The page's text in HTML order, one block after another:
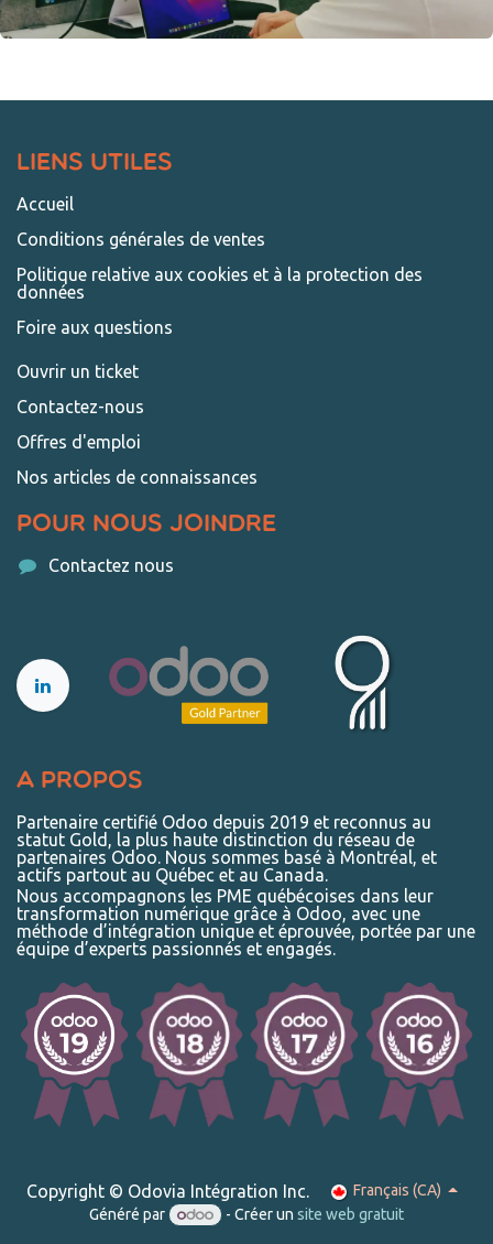
Liens Utiles
Accueil
Conditions générales de ventes
Politique relative aux cookies et à la protection des
données
Foire aux questions
Ouvrir un ticket
Contactez-nous​
Offres d'emploi
Nos articles de connaissances
Pour nous joindre
Contactez nous
A Propos
Partenaire certifié Odoo depuis 2019 et reconnus au
statut Gold, la plus haute distinction du réseau de
partenaires Odoo. Nous sommes basé à Montréal, et
actifs partout au Québec et au Canada.
Nous accompagnons les PME québécoises dans leur
transformation numérique grâce à Odoo, avec une
méthode d’intégration unique et éprouvée, portée par une
équipe d’experts passionnés et engagés.
Copyright © Odovia Intégration Inc.
Français (CA)
Généré par
- Créer un site web gratuit